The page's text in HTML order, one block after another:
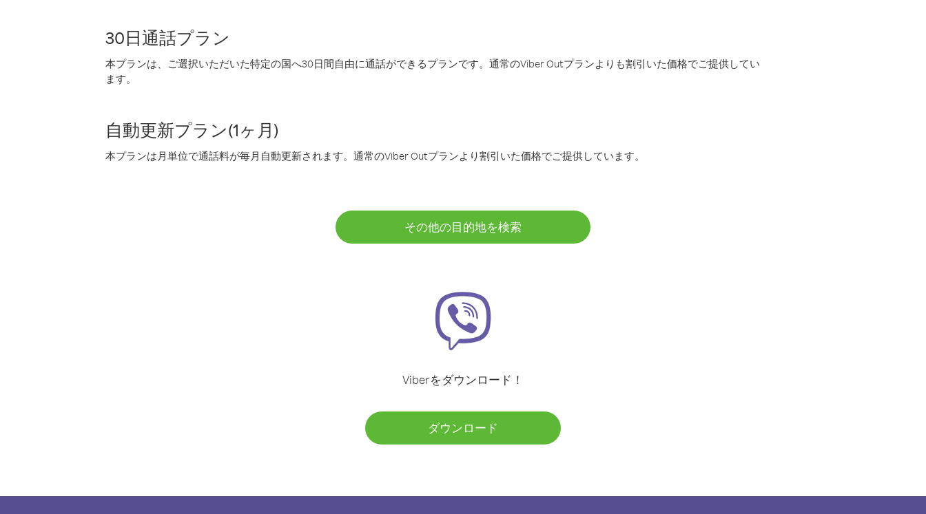
30日通話プラン
本プランは、ご選択いただいた特定の国へ30日間自由に通話ができるプランです。通常のViber Outプランよりも割引いた価格でご提供してい
ます。
自動更新プラン(1ヶ月)
本プランは月単位で通話料が毎月自動更新されます。通常のViber Outプランより割引いた価格でご提供しています。
その他の目的地を検索
Viberをダウンロード！
ダウンロード